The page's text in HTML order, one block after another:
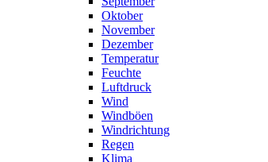
Oktober
November
Dezember
Temperatur
Feuchte
Luftdruck
Wind
Windböen
Windrichtung
Regen
Klima